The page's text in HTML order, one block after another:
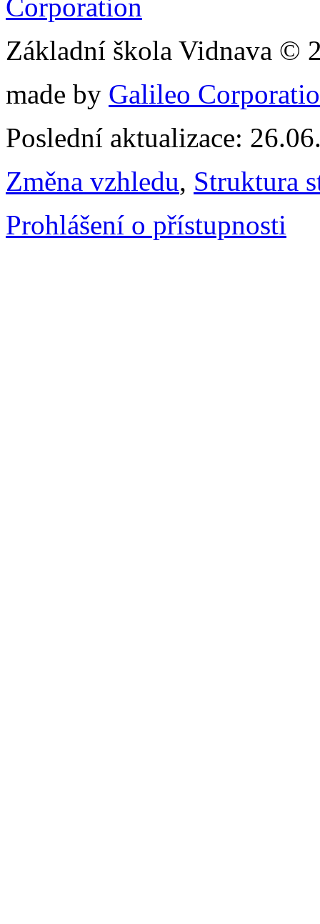
Základní škola Vidnava ©
made by Galileo
Poslední aktualizace:
Změna vzhledu, Struktura
Prohlášení o přístupnosti